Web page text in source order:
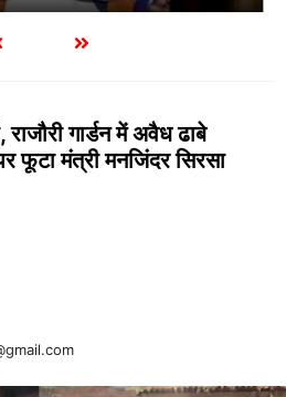
राजौरी गार्डन में अवैध ढाबे
फूटा मंत्री मनजिंदर सिरसा